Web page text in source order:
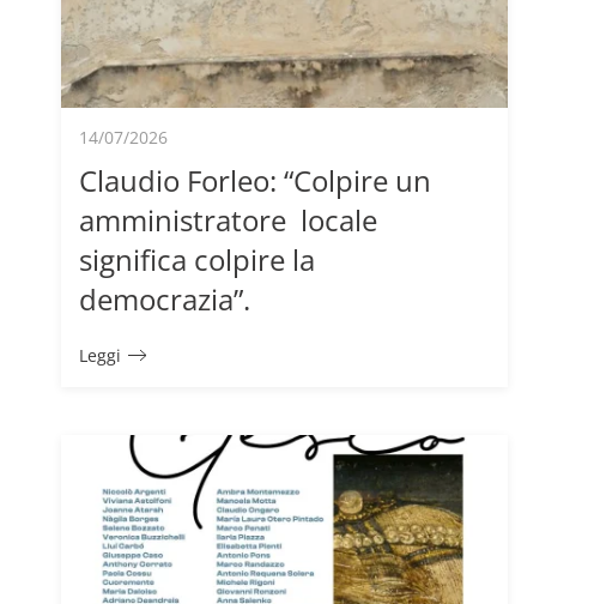
14/07/2026
Claudio Forleo: “Colpire un
amministratore locale
significa colpire la
democrazia”.
Leggi